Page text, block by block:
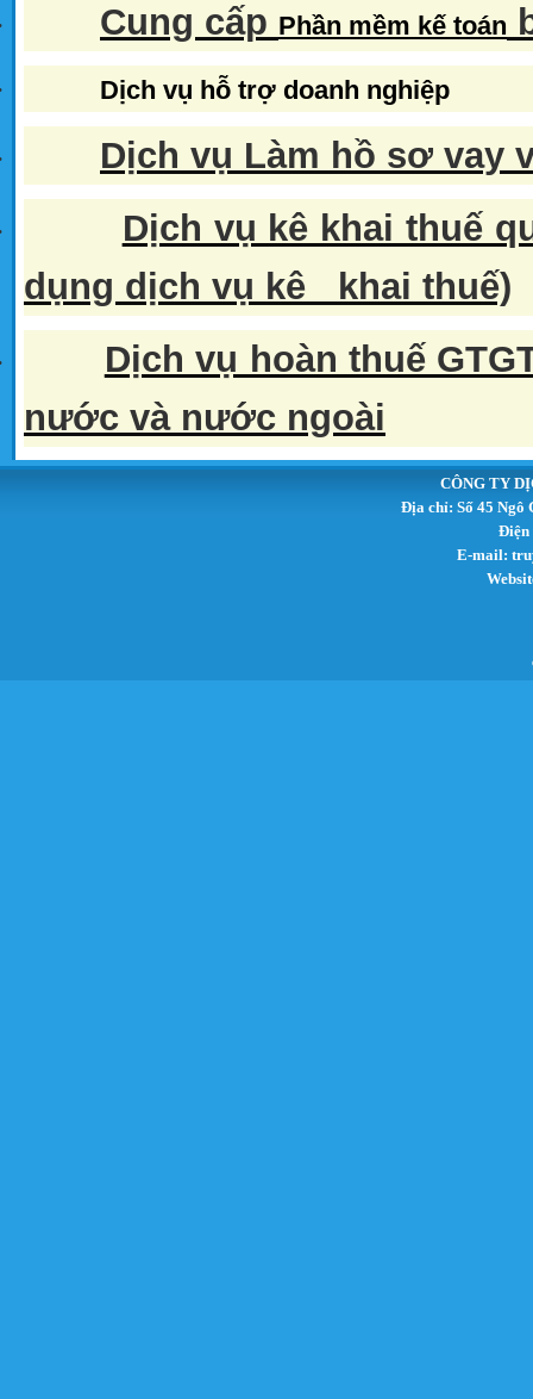
Cung cấp Phần mềm kế toán
Dịch vụ hỗ trợ doanh nghiệp
Dịch vụ Làm hồ sơ vay
Dịch vụ kê khai thuế
dụng dịch vụ kê khai thuế)
Dịch vụ hoàn thuế
nước và nước ngoài
CÔNG TY
Địa chỉ: Số 45 Ngô
Điện
E-mail: